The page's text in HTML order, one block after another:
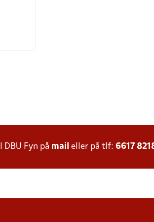
Fyn på mail eller på tlf: 6617